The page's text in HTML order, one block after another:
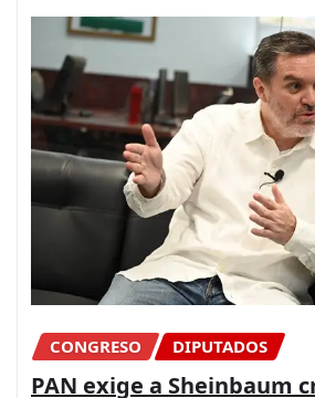
CONGRESO DIPUTADOS
PAN exige a Sheinbaum